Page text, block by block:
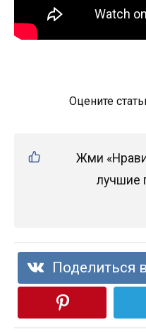
Оцените
Жми
лучшие
Поделиться